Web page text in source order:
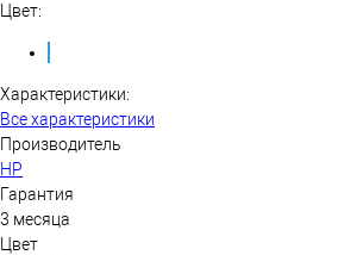
Цвет:
Характеристики:
Все характеристики
Производитель
HP
Гарантия
3 месяца
Цвет